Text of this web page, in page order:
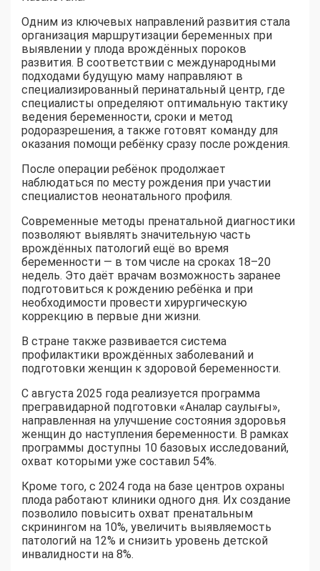
Одним из ключевых направлений развития стала
организация маршрутизации беременных при
выявлении у плода врождённых пороков
развития. В соответствии с международными
подходами будущую маму направляют в
специализированный перинатальный центр, где
специалисты определяют оптимальную тактику
ведения беременности, сроки и метод
родоразрешения, а также готовят команду для
оказания помощи ребёнку сразу после рождения.
После операции ребёнок продолжает
наблюдаться по месту рождения при участии
специалистов неонатального профиля.
Современные методы пренатальной диагностики
позволяют выявлять значительную часть
врождённых патологий ещё во время
беременности — в том числе на сроках 18–20
недель. Это даёт врачам возможность заранее
подготовиться к рождению ребёнка и при
необходимости провести хирургическую
коррекцию в первые дни жизни.
В стране также развивается система
профилактики врождённых заболеваний и
подготовки женщин к здоровой беременности.
С августа 2025 года реализуется программа
прегравидарной подготовки «Аналар саулығы»,
направленная на улучшение состояния здоровья
женщин до наступления беременности. В рамках
программы доступны 10 базовых исследований,
охват которыми уже составил 54%.
Кроме того, с 2024 года на базе центров охраны
плода работают клиники одного дня. Их создание
позволило повысить охват пренатальным
скринингом на 10%, увеличить выявляемость
патологий на 12% и снизить уровень детской
инвалидности на 8%.